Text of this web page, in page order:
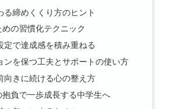
る締めくくり方のヒント
の習慣化テクニック
定で達成感を積み重ねる
ンを保つ工夫とサポートの使い方
向きに続ける心の整え方
抱負で一歩成長する中学生へ